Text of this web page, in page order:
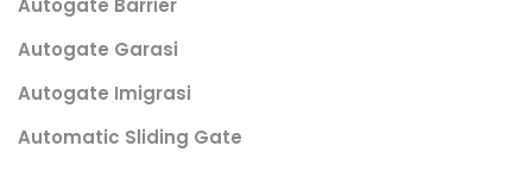
Autogate Barrier
Autogate Garasi
Autogate Imigrasi
Automatic Sliding Gate